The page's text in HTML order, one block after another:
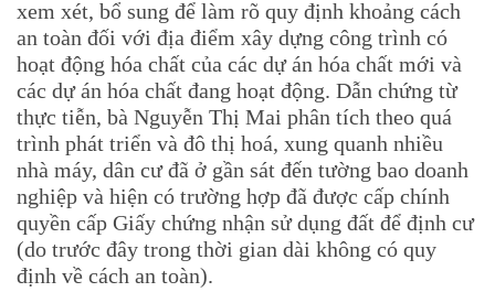
xem xét, bổ sung để làm rõ quy định khoảng cách
an toàn đối với địa điểm xây dựng công trình có
hoạt động hóa chất của các dự án hóa chất mới và
các dự án hóa chất đang hoạt động. Dẫn chứng từ
thực tiễn, bà Nguyễn Thị Mai phân tích theo quá
trình phát triển và đô thị hoá, xung quanh nhiều
nhà máy, dân cư đã ở gần sát đến tường bao doanh
nghiệp và hiện có trường hợp đã được cấp chính
quyền cấp Giấy chứng nhận sử dụng đất để định cư
(do trước đây trong thời gian dài không có quy
định về cách an toàn).​